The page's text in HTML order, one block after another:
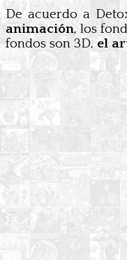
De acuerdo a
animación, los
fondos son 3D, el